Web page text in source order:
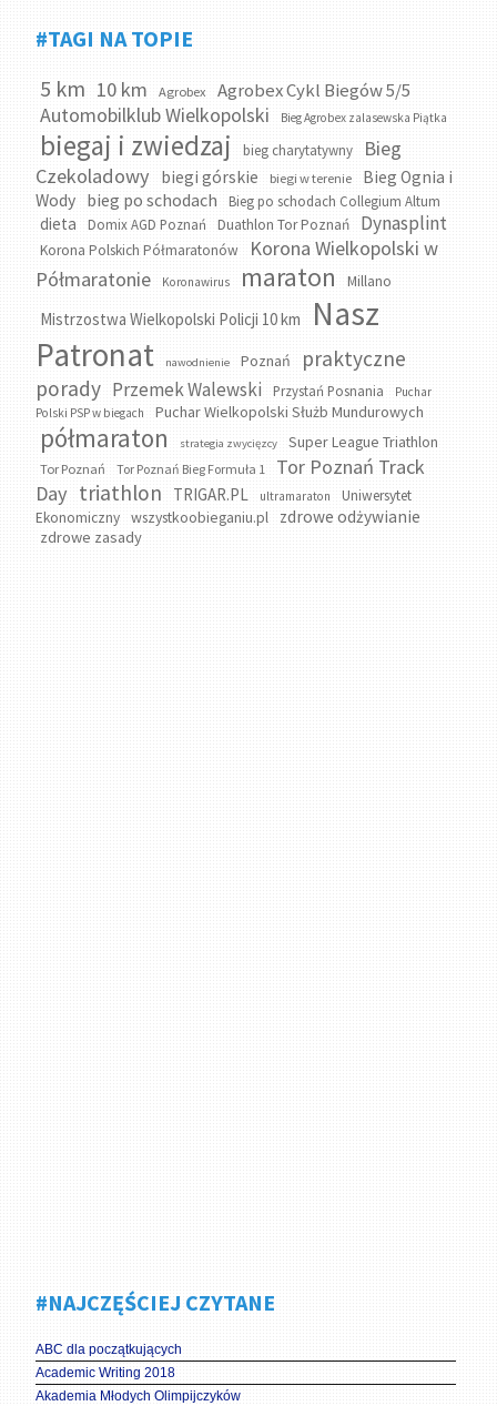
#TAGI NA TOPIE
5 km 10 km Agrobex Agrobex Cykl Biegów 5/5
Automobilklub Wielkopolski Bieg Agrobex zalasewska Piątka
biegaj i zwiedzaj bieg charytatywny
Bieg
Czekoladowy
biegi górskie biegi w terenie
Bieg Ognia i
Wody bieg po schodach Bieg po schodach Collegium Altum
dieta Domix AGD Poznań Duathlon Tor Poznań Dynasplint
Korona Polskich Półmaratonów
Korona Wielkopolski w
Półmaratonie
Koronawirus maraton Millano
Mistrzostwa Wielkopolski Policji 10 km
Nasz
Patronat
nawodnienie Poznań
praktyczne
porady Przemek Walewski Przystań Posnania
Puchar
Polski PSP w biegach
Puchar Wielkopolski Służb Mundurowych
półmaraton strategia zwycięzcy Super League Triathlon
Tor Poznań Tor Poznań Bieg Formuła 1
Tor Poznań Track
Day triathlon TRIGAR.PL ultramaraton
Uniwersytet
Ekonomiczny
wszystkoobieganiu.pl zdrowe odżywianie
zdrowe zasady
#NAJCZĘŚCIEJ CZYTANE
ABC dla początkujących
Academic Writing 2018
Akademia Młodych Olimpijczyków